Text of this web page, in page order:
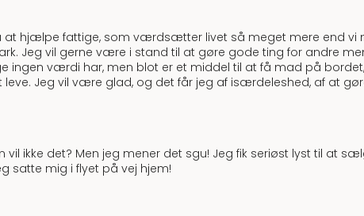
at hjælpe fattige, som værdsætter livet så meget mere end vi
Jeg vil gerne være i stand til at gøre gode ting for andre
ingen værdi har, men blot er et middel til at få mad på
Jeg vil være glad, og det får jeg af isærdeleshed, af at
vil ikke det? Men jeg mener det sgu! Jeg fik seriøst lyst til at
satte mig i flyet på vej hjem!